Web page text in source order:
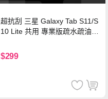
超抗刮 三星 Galaxy Tab S11/S
10 Lite 共用 專業版疏水疏油9
$299